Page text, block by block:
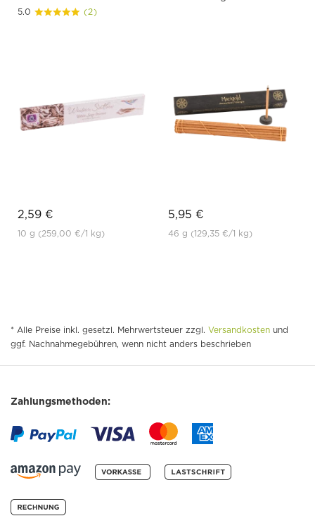
5.0 (2)
2,59 €
10 g (259,00 €/1 kg)
5,95 €
46 g (129,35 €/1 kg)
* Alle Preise inkl. gesetzl. Mehrwertsteuer zzgl. Versandkosten und
ggf. Nachnahmegebühren, wenn nicht anders beschrieben
Zahlungsmethoden: